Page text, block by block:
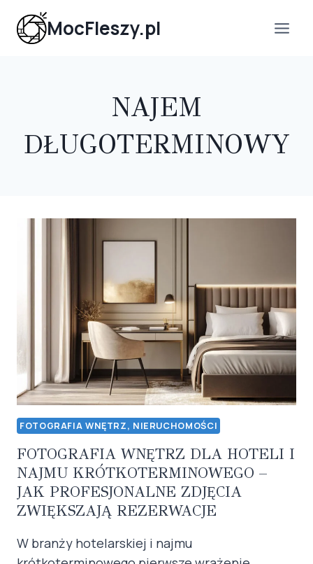
Przejdź
treści
MocFleszy.pl
NAJEM
DŁUGOTERMINOWY
FOTOGRAFIA WNĘTRZ, NIERUCHOMOŚCI
FOTOGRAFIA WNĘTRZ DLA HOTELI I
NAJMU KRÓTKOTERMINOWEGO –
JAK PROFESJONALNE ZDJĘCIA
ZWIĘKSZAJĄ REZERWACJE
W branży hotelarskiej i najmu